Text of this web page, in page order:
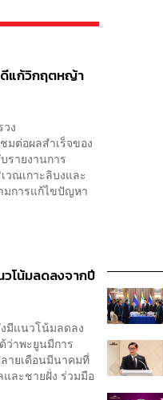
แก้วิกฤตหญ้า
ง
ต่อผลสำเร็จของ
รายงานการ
วณเกาะลิบงและ
มการแก้ไขปัญหา
วโน้มลดลงจากปี
มีแนวโน้มลดลง
ว่าพะยูนมีการ
ายเดือนมีนาคมที่
ละชายฝั่ง ร่วมมือ